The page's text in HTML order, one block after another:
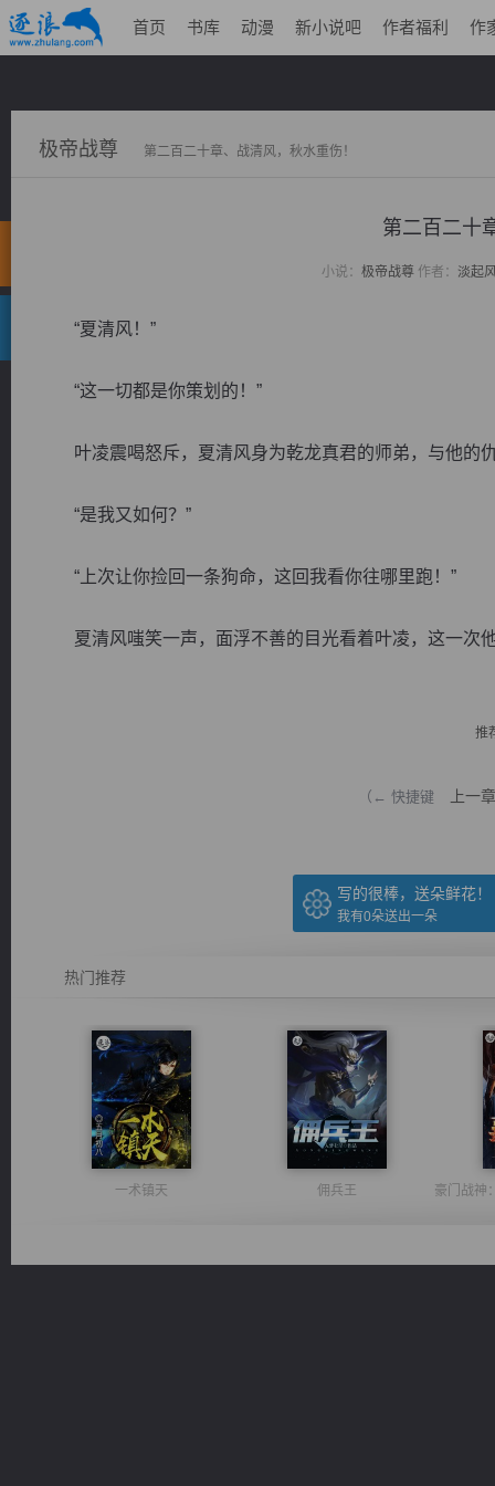
首页 书库 动漫 新小说吧 作者福利 作
极帝战尊 第二百二十章、战清风，秋水重伤！
第二百二十
小说： 极帝战尊作者： 淡起
“夏清风！”
“这一切都是你策划的！”
叶凌震喝怒斥，夏清风身为乾龙真君的师弟，与他的
“是我又如何？”
“上次让你捡回一条狗命，这回我看你往哪里跑！”
夏清风嗤笑一声，面浮不善的目光看着叶凌，这一次
推
（← 快捷键 上一章
写的很棒，送朵鲜花！
我有0朵送出一朵
热门推荐
一术镇天 佣兵王